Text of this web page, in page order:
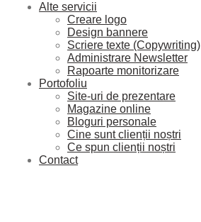
Alte servicii
Creare logo
Design bannere
Scriere texte (Copywriting)
Administrare Newsletter
Rapoarte monitorizare
Portofoliu
Site-uri de prezentare
Magazine online
Bloguri personale
Cine sunt clienții noștri
Ce spun clienții noștri
Contact